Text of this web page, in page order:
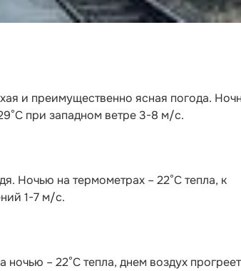
и преимущественно ясная погода.
при западном ветре 3-8 м/с.
Ночью на термометрах – 22°C тепла, к
1-7 м/с.
– 22°C тепла, днем воздух